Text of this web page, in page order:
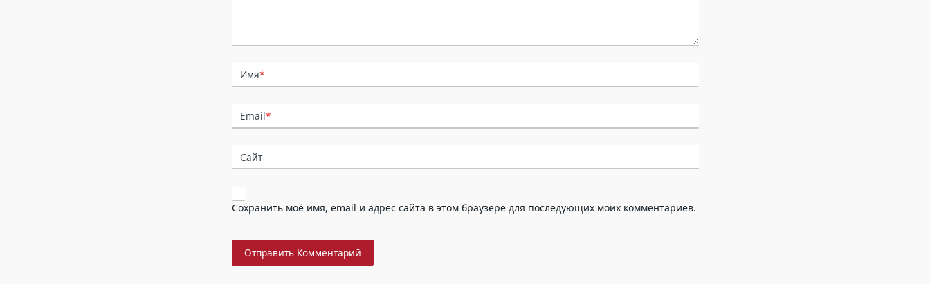
Имя*
Email*
Сайт
Сохранить моё имя, email и адрес сайта в этом браузере для последующих моих комментариев.